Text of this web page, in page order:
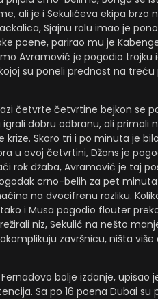
ali je i Sekulićeva ekipa brzo
Sjajnu rolu imao je
poene, parirao mu je
Avramović je pogodio trojku
su poneli prednost na treću
četvrte četvrtine bejkon se
igrali dobru odbranu, ali primali
krize. Skoro tri i po minuta je
u ovoj četvrtini, Džons je
rok džaba, Avramović je taj
crno-belih za pet
na dvocifrenu razliku.
i Musa pogodio flouter
niz, Sekulić na nešto
završnicu, ništa više
bolje izdanje, upisao
Sa po 16 poena Dubai su